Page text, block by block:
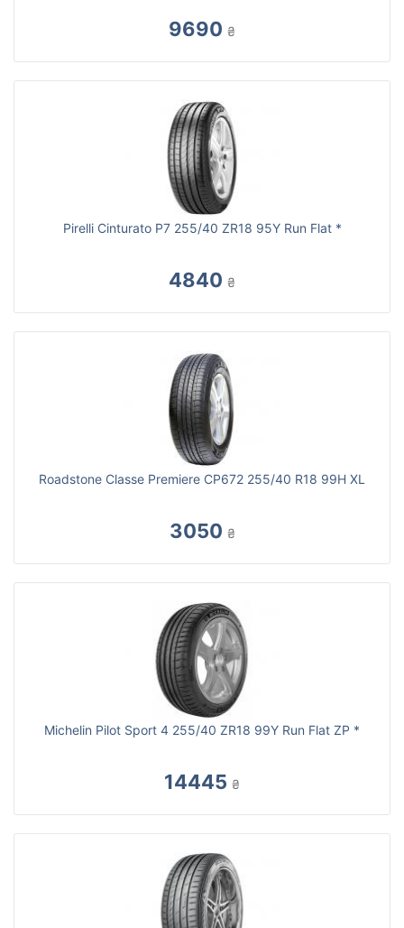
9690 ₴
Pirelli Cinturato P7 255/40 ZR18 95Y Run Flat *
4840 ₴
Roadstone Classe Premiere CP672 255/40 R18 99H XL
3050 ₴
Michelin Pilot Sport 4 255/40 ZR18 99Y Run Flat ZP *
14445 ₴